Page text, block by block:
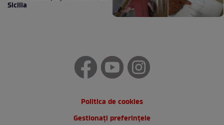
Sicilia
Politica de cookies
Gestionați preferințele